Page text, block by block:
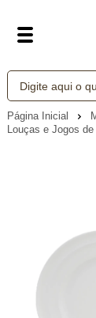
Página Inicial
Louças e Jogos